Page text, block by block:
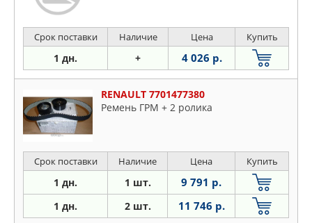
Срок поставки Наличие Цена Купить
1 дн. + 4 026 р.
RENAULT 7701477380
Ремень ГРМ + 2 ролика
Срок поставки Наличие Цена Купить
1 дн. 1 шт. 9 791 р.
1 дн. 2 шт. 11 746 р.